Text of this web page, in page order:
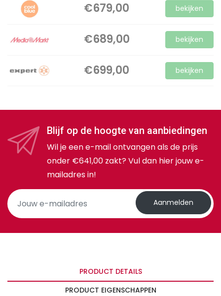
€679,00 bekijken
€689,00 bekijken
€699,00 bekijken
Blijf op de hoogte van aanbiedingen
Wil je een e-mail ontvangen als de prijs
onder €641,00 zakt? Vul dan hier jouw e-
mailadres in!
Aanmelden
PRODUCT DETAILS
PRODUCT EIGENSCHAPPEN